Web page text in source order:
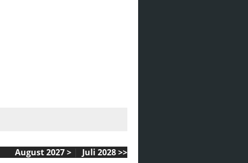
August 2027 >| Juli 2028 >>